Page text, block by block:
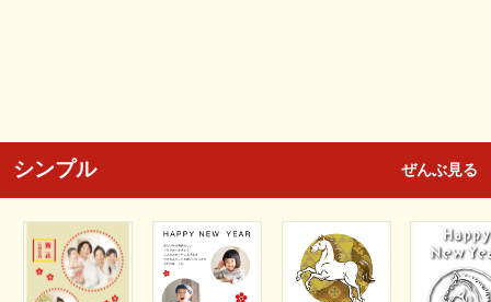
シンプル ぜんぶ見る